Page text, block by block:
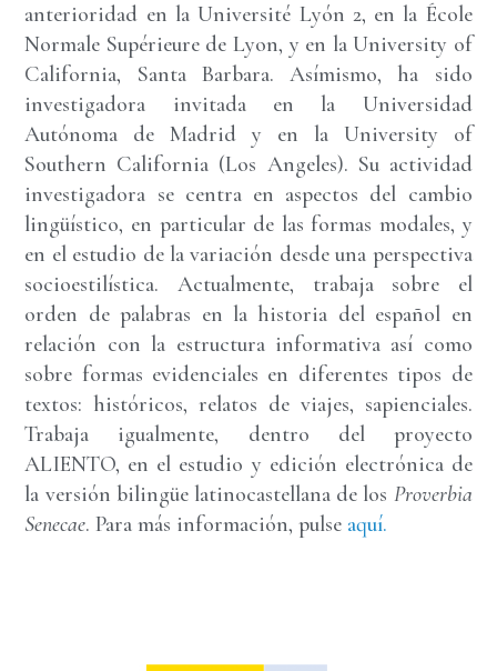
anterioridad en la Université Lyón 2, en la École
Normale Supérieure de Lyon, y en la University of
California, Santa Barbara. Asímismo, ha sido
investigadora invitada en la Universidad
Autónoma de Madrid y en la University of
Southern California (Los Angeles). Su actividad
investigadora se centra en aspectos del cambio
lingüístico, en particular de las formas modales, y
en el estudio de la variación desde una perspectiva
socioestilística. Actualmente, trabaja sobre el
orden de palabras en la historia del español en
relación con la estructura informativa así como
sobre formas evidenciales en diferentes tipos de
textos: históricos, relatos de viajes, sapienciales.
Trabaja igualmente, dentro del proyecto
ALIENTO, en el estudio y edición electrónica de
la versión bilingüe latinocastellana de los Proverbia
Senecae. Para más información, pulse aquí.